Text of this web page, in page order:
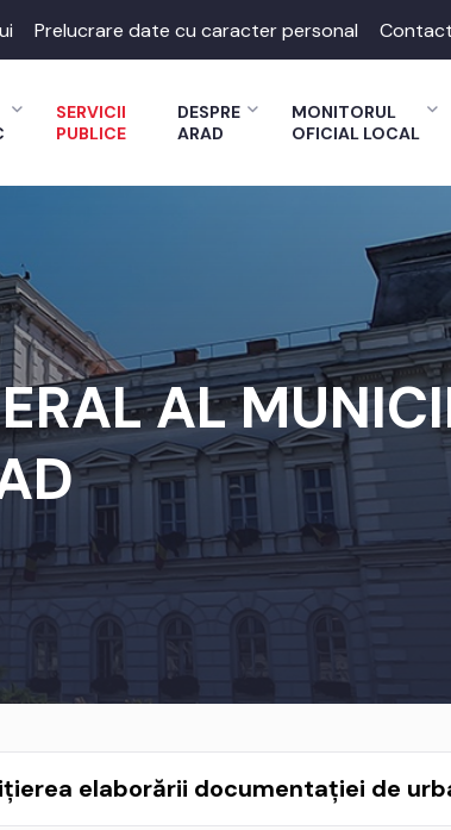
Prelucrare date cu caracter personal Contact
SERVICII
PUBLICE
DESPRE
ARAD
MONITORUL
OFICIAL LOCAL
AL
elaborării documentației de